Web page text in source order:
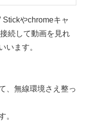
やchromeキャ
続して動画を見れ
います。
、無線環境さえ整っ
。